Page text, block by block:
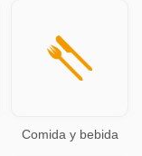
Comida y bebida